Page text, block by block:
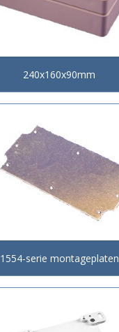
240x160x90mm
1554-serie montageplaten